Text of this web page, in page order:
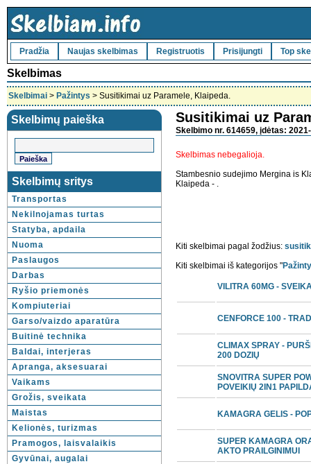
Pradžia Naujas skelbimas Registruotis Prisijungti Top
Skelbimas
Skelbimai > Pažintys > Susitikimai uz Paramele, Klaipeda.
Skelbimų paieška
Skelbimų sritys
Transportas
Nekilnojamas turtas
Statyba, apdaila
Nuoma
Paslaugos
Darbas
Ryšio priemonės
Kompiuteriai
Garso/vaizdo aparatūra
Buitinė technika
Baldai, interjeras
Apranga, aksesuarai
Vaikams
Grožis, sveikata
Maistas
Kelionės, turizmas
Pramogos, laisvalaikis
Gyvūnai, augalai
Susitikimai uz
Skelbimo nr. 614659, įdėtas:
Skelbimas nebegalioja.
Stambesnio sudejimo Mergina is
Klaipeda - .
Kiti skelbimai pagal žodžius:
Kiti skelbimai iš kategorijos "
VILITRA 60MG -
CENFORCE 100 -
CLIMAX SPRAY -
200 DOZIŲ
SNOVITRA SUPER
POVElKIŲ 2IN1
KAMAGRA GELIS -
SUPER KAMAGRA
AKTO PRAILGINIMUI